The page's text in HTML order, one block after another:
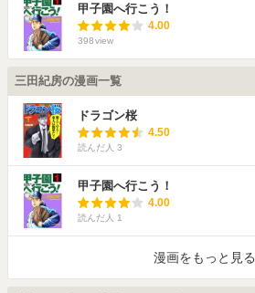
甲子園へ行こう！
4.00
398view
三田紀房の漫画一覧
ドラゴン桜
4.50
読んだ人 3
甲子園へ行こう！
4.00
読んだ人 1
漫画をもっと見る